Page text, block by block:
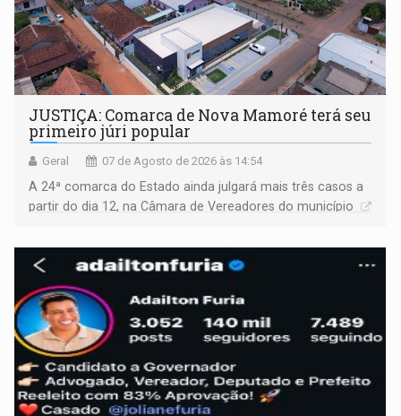
JUSTIÇA: Comarca de Nova Mamoré terá seu
primeiro júri popular
Geral 07 de Agosto de 2026 às 14:54
A 24ª comarca do Estado ainda julgará mais três casos a
partir do dia 12, na Câmara de Vereadores do município